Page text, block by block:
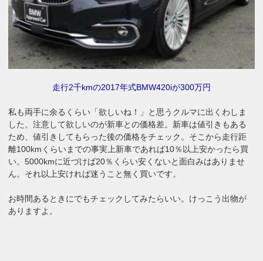
走行2千kmの2017年式BMW420iが300万円
私も両手に余るくらい「欲しいね！」と思うクルマに出くわしま
した。注意して欲しいのが新車との価格差。新車は値引きもある
ため、値引きしてもらった後の価格をチェック。そこから走行距
離100kmくらいまでの事実上新車であれば10％以上安かったら買
い。5000kmに近づけば20％くらい安くないと面白みはありませ
ん。それ以上安ければ迷うこと無く買いです。
お時間あるときにでもチェックしてみたらいい。けっこう出物が
ありますよ。